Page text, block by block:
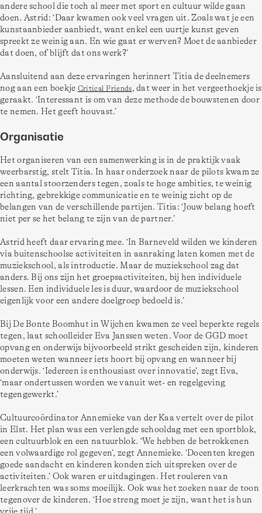
andere school die toch al meer met sport en cultuur wilde gaan
doen. Astrid: ‘Daar kwamen ook veel vragen uit. Zoals wat je een
kunstaanbieder aanbiedt, want enkel een uurtje kunst geven
spreekt ze weinig aan. En wie gaat er werven? Moet de aanbieder
dat doen, of blijft dat ons werk?’
Aansluitend aan deze ervaringen herinnert Titia de deelnemers
nog aan een boekje Critical Friends, dat weer in het vergeethoekje is
geraakt. ‘Interessant is om van deze methode de bouwstenen door
Organisatie
Het organiseren van een samenwerking is in de praktijk vaak
weerbarstig, stelt Titia. In haar onderzoek naar de pilots kwam ze
een aantal stoorzenders tegen, zoals te hoge ambities, te weinig
richting, gebrekkige communicatie en te weinig zicht op de
belangen van de verschillende partijen. Titia: ‘Jouw belang hoeft
Astrid heeft daar ervaring mee. ‘In Barneveld wilden we kinderen
via buitenschoolse activiteiten in aanraking laten komen met de
muziekschool, als introductie. Maar de muziekschool zag dat
anders. Bij ons zijn het groepsactiviteiten, bij hen individuele
lessen. Een individuele les is duur, waardoor de muziekschool
Bij De Bonte Boomhut in Wijchen kwamen ze veel beperkte regels
tegen, laat schoolleider Eva Janssen weten. Voor de GGD moet
opvang en onderwijs bijvoorbeeld strikt gescheiden zijn, kinderen
moeten weten wanneer iets hoort bij opvang en wanneer bij
onderwijs. ‘Iedereen is enthousiast over innovatie’, zegt Eva,
‘maar ondertussen worden we vanuit wet- en regelgeving
Cultuurcoördinator Annemieke van der Kaa vertelt over de pilot
in Elst. Het plan was een verlengde schooldag met een sportblok,
een cultuurblok en een natuurblok. ‘We hebben de betrokkenen
een volwaardige rol gegeven’, zegt Annemieke. ‘Docenten kregen
goede aandacht en kinderen konden zich uitspreken over de
activiteiten.’ Ook waren er uitdagingen. Het rouleren van
leerkrachten was soms moeilijk. Ook was het zoeken naar de toon
tegenover de kinderen. ‘Hoe streng moet je zijn, want het is hun